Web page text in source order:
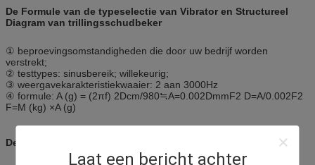
Laat een bericht achter
De Formule van de typeselectie van Vibrator en Structureel
Diagram van trillingsschudbeker
① beproevingsomstandigheden die door uw bedrijf worden
verstrekt;
② testtypes: sinusbereik; willekeurig;
③ weergavekarakteristiekwaaier: 2 aan 3000Hz
④ formule: A (g) = (2πf) 2Dcm/980≒A=0.002DmmF2 D=A/0.002F2
F=M (kg) ×A (g)
De Machinespecificatie van de trillingstest: